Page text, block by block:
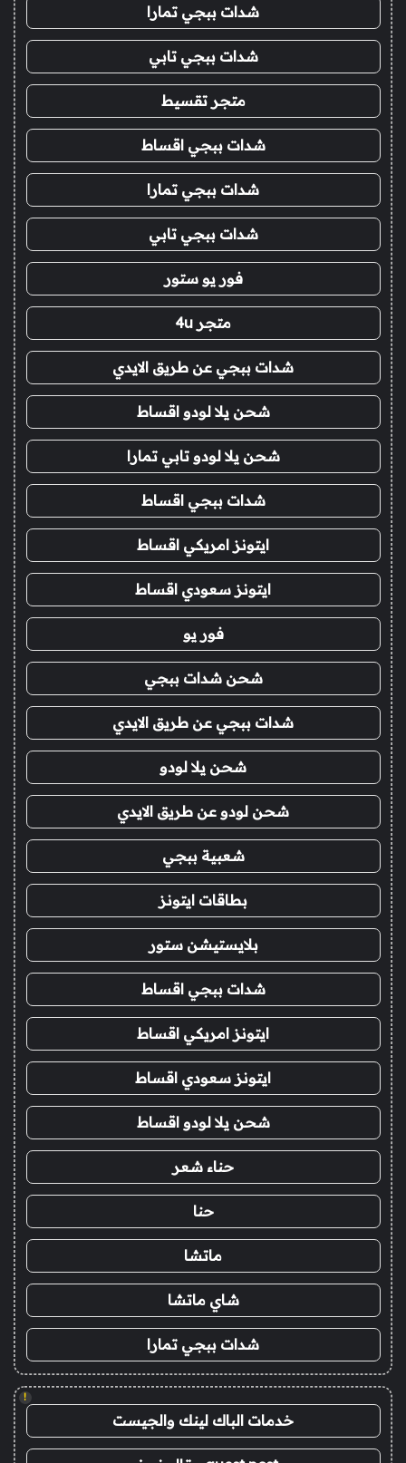
شدات ببجي تمارا
شدات ببجي تابي
متجر تقسيط
شدات ببجي اقساط
شدات ببجي تمارا
شدات ببجي تابي
فور يو ستور
متجر 4u
شدات ببجي عن طريق الايدي
شحن يلا لودو اقساط
شحن يلا لودو تابي تمارا
شدات ببجي اقساط
ايتونز امريكي اقساط
ايتونز سعودي اقساط
فور يو
شحن شدات ببجي
شدات ببجي عن طريق الايدي
شحن يلا لودو
شحن لودو عن طريق الايدي
شعبية ببجي
بطاقات ايتونز
بلايستيشن ستور
شدات ببجي اقساط
ايتونز امريكي اقساط
ايتونز سعودي اقساط
شحن يلا لودو اقساط
حناء شعر
حنا
ماتشا
شاي ماتشا
شدات ببجي تمارا
!
خدمات الباك لينك والجيست